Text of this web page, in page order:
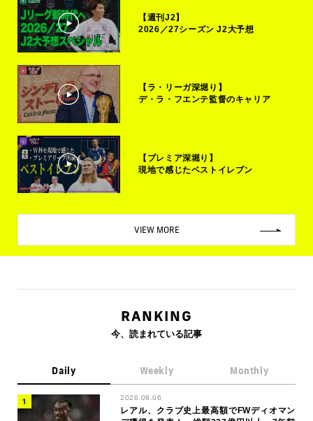
【週刊J2】
2026／27シーズン J2大予想
【ラ・リーガ深堀り】
デ・ラ・フエンテ監督のキャリア
【プレミア深堀り】
現地で感じたベストイレブン
VIEW MORE
RANKING
今、読まれている記事
Daily Weekly Monthly
2026.08.06
レアル、クラブ史上最高額でFWディオマン